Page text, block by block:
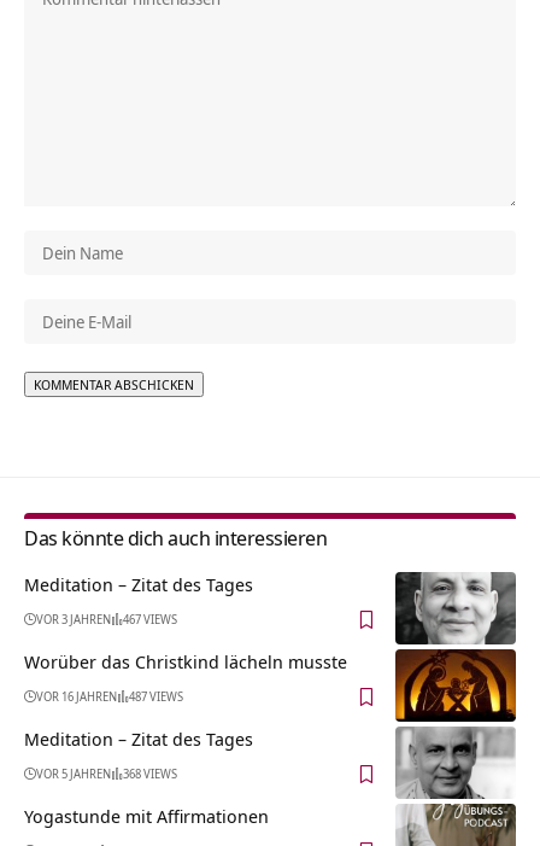
Das könnte dich auch interessieren
Meditation – Zitat des Tages
VOR 3 JAHREN 467 VIEWS
Worüber das Christkind lächeln musste
VOR 16 JAHREN 487 VIEWS
Meditation – Zitat des Tages
VOR 5 JAHREN 368 VIEWS
Yogastunde mit Affirmationen